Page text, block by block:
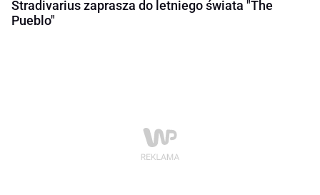
Stradivarius zaprasza do letniego świata "The
Pueblo"